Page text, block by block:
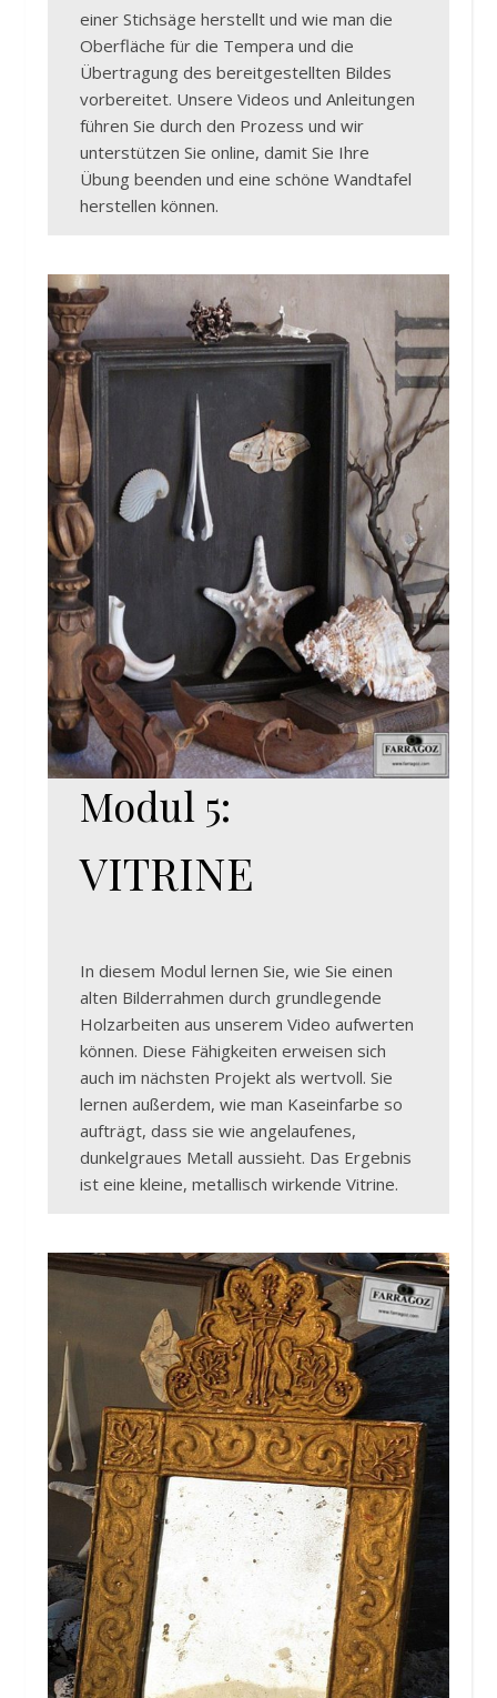
einer Stichsäge herstellt und wie man die
Oberfläche für die Tempera und die
Übertragung des bereitgestellten Bildes
vorbereitet. Unsere Videos und Anleitungen
führen Sie durch den Prozess und wir
unterstützen Sie online, damit Sie Ihre
Übung beenden und eine schöne Wandtafel
herstellen können.
Modul 5:
VITRINE
In diesem Modul lernen Sie, wie Sie einen
alten Bilderrahmen durch grundlegende
Holzarbeiten aus unserem Video aufwerten
können. Diese Fähigkeiten erweisen sich
auch im nächsten Projekt als wertvoll. Sie
lernen außerdem, wie man Kaseinfarbe so
aufträgt, dass sie wie angelaufenes,
dunkelgraues Metall aussieht. Das Ergebnis
ist eine kleine, metallisch wirkende Vitrine.